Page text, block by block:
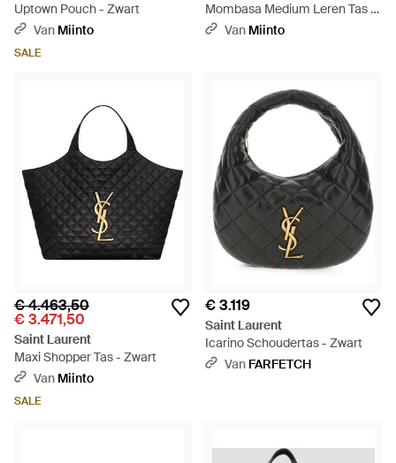
Uptown Pouch - Zwart
Van Miinto
SALE
Mombasa Medium Leren Tas -
Zwart
Van Miinto
€ 4.463,50
€ 3.471,50
Saint Laurent
Maxi Shopper Tas - Zwart
Van Miinto
SALE
€ 3.119
Saint Laurent
Icarino Schoudertas - Zwart
Van FARFETCH